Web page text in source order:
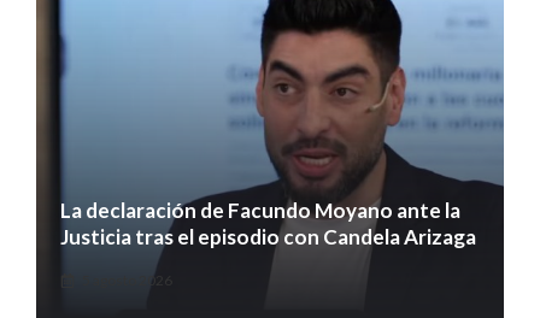
La declaración de Facundo Moyano ante la
Justicia tras el episodio con Candela Arizaga
5 agosto 2026